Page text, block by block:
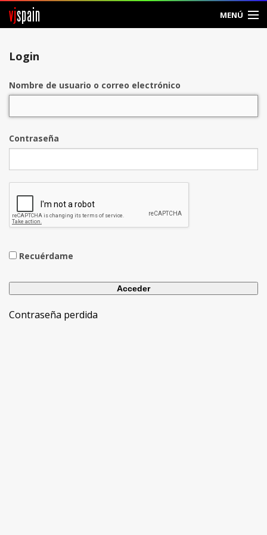
vjspain MENÚ
Login
Nombre de usuario o correo electrónico
Contraseña
Recuérdame
Contraseña perdida